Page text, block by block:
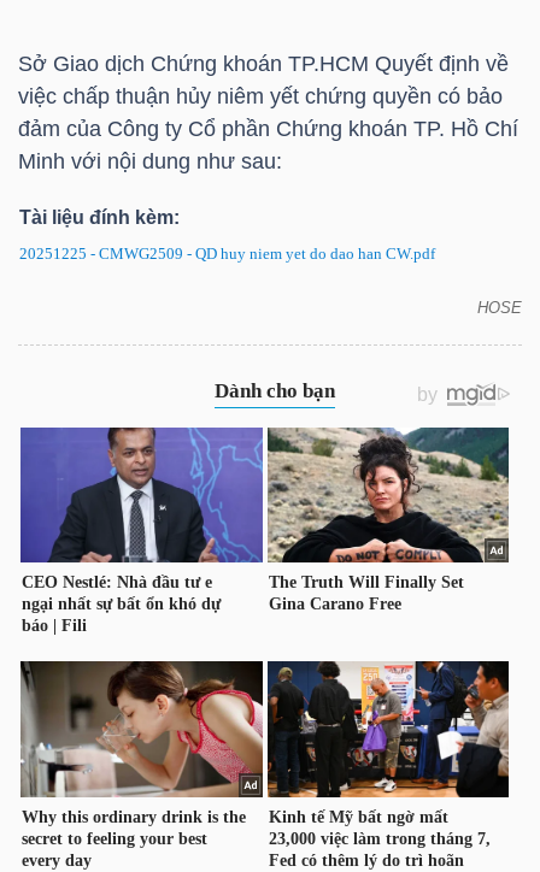
Sở Giao dịch Chứng khoán TP.HCM Quyết định về
việc chấp thuận hủy niêm yết chứng quyền có bảo
đảm của Công ty Cổ phần Chứng khoán TP. Hồ Chí
Minh với nội dung như sau:
Tài liệu đính kèm:
20251225 - CMWG2509 - QD huy niem yet do dao han CW.pdf
HOSE
BẤT
SẢN
HÀNG
HÓA
KINH
TẾ
THẾ